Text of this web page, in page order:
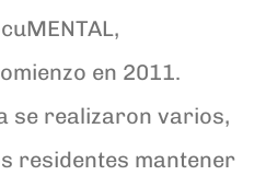
en 2011.
se realizaron varios,
residentes mantener